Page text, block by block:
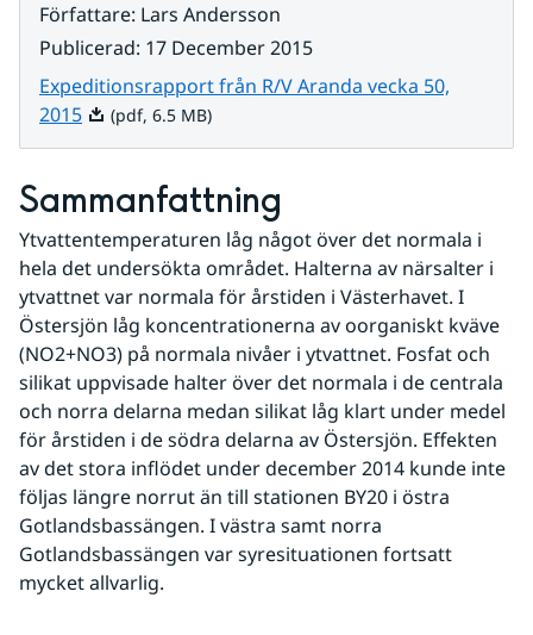
Författare: Lars Andersson
Publicerad: 17 December 2015
Expeditionsrapport från R/V Aranda vecka 50,
2015Pdf, 6.5 MB.
(pdf, 6.5 MB)
Sammanfattning
Ytvattentemperaturen låg något över det normala i
hela det undersökta området. Halterna av närsalter i
ytvattnet var normala för årstiden i Västerhavet. I
Östersjön låg koncentrationerna av oorganiskt kväve
(NO2+NO3) på normala nivåer i ytvattnet. Fosfat och
silikat uppvisade halter över det normala i de centrala
och norra delarna medan silikat låg klart under medel
för årstiden i de södra delarna av Östersjön. Effekten
av det stora inflödet under december 2014 kunde inte
följas längre norrut än till stationen BY20 i östra
Gotlandsbassängen. I västra samt norra
Gotlandsbassängen var syresituationen fortsatt
mycket allvarlig.